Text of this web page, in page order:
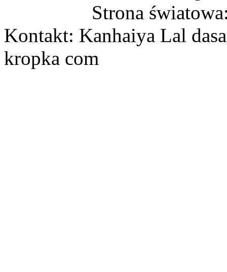
Strona
Kontakt: Kanhaiya Lal
kropka com